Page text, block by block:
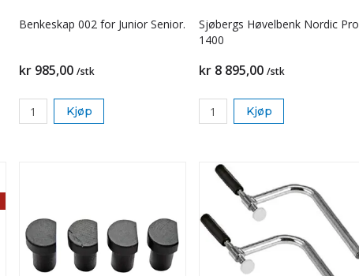
Benkeskap 002 for Junior Senior.
kr 985,00 /stk
Kjøp
Sjøbergs Høvelbenk Nordic Pro
1400
kr 8 895,00 /stk
Kjøp